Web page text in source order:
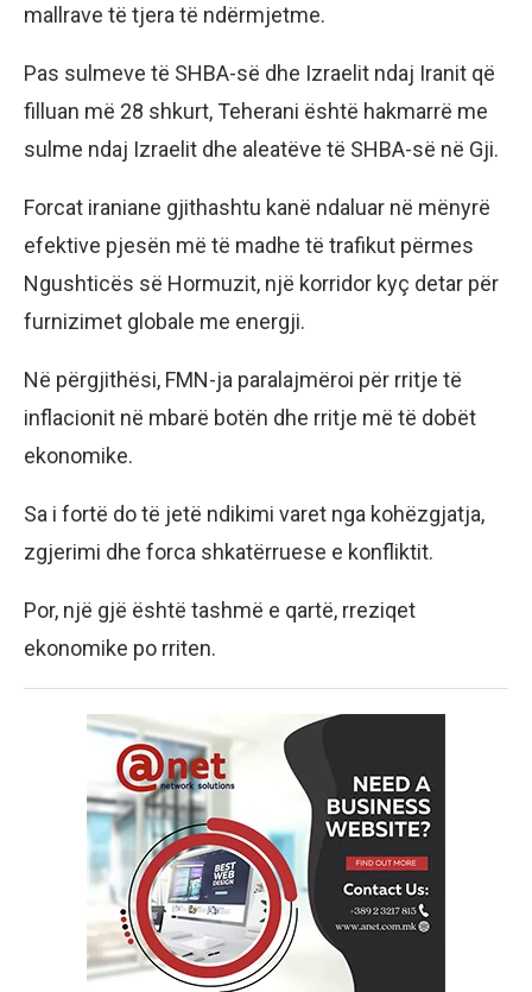
mallrave të tjera të ndërmjetme.
Pas sulmeve të SHBA-së dhe Izraelit ndaj Iranit që
filluan më 28 shkurt, Teherani është hakmarrë me
sulme ndaj Izraelit dhe aleatëve të SHBA-së në Gji.
Forcat iraniane gjithashtu kanë ndaluar në mënyrë
efektive pjesën më të madhe të trafikut përmes
Ngushticës së Hormuzit, një korridor kyç detar për
furnizimet globale me energji.
Në përgjithësi, FMN-ja paralajmëroi për rritje të
inflacionit në mbarë botën dhe rritje më të dobët
ekonomike.
Sa i fortë do të jetë ndikimi varet nga kohëzgjatja,
zgjerimi dhe forca shkatërruese e konfliktit.
Por, një gjë është tashmë e qartë, rreziqet
ekonomike po rriten.